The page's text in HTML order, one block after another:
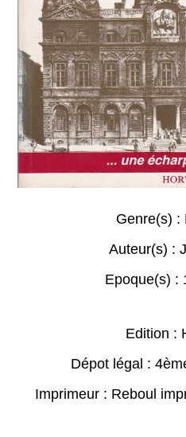
Genre(s) :
Auteur(s) :
Epoque(s) :
Edition :
Dépot légal :
Imprimeur : Reboul